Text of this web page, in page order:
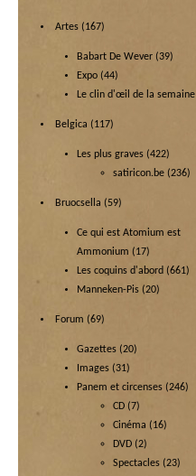
Artes (167)
Babart De Wever (39)
Expo (44)
Le clin d'œil de la semaine
Belgica (117)
Les plus graves (422)
satiricon.be (236)
Bruocsella (59)
Ce qui est Atomium est
Ammonium (17)
Les coquins d'abord (661)
Manneken-Pis (20)
Forum (69)
Gazettes (20)
Images (31)
Panem et circenses (246)
CD (7)
Cinéma (16)
DVD (2)
Spectacles (23)